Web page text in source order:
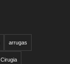
arrugas
Cirugia